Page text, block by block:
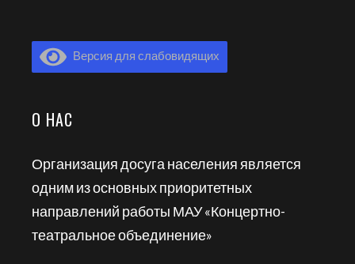
Версия для слабовидящих
О НАС
Организация досуга населения является
одним из основных приоритетных
направлений работы МАУ «Концертно-
театральное объединение»